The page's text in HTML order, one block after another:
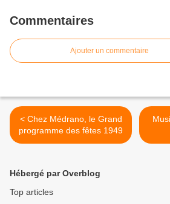
Commentaires
Ajouter un commentaire
< Chez Médrano, le Grand
programme des fêtes 1949
Hébergé par Overblog
Top articles